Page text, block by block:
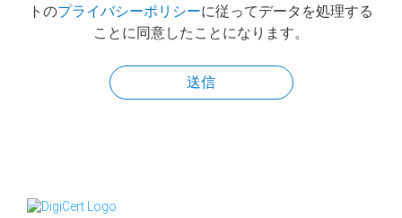
トのプライバシーポリシーに従ってデータを処理する
ことに同意したことになります。
送信